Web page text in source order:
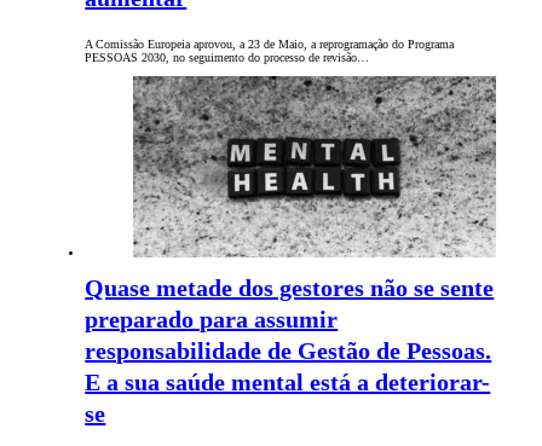
A Comissão Europeia aprovou, a 23 de Maio, a reprogramação do Programa
PESSOAS 2030, no seguimento do processo de revisão…
Quase metade dos gestores não se sente
preparado para assumir
responsabilidade de Gestão de Pessoas.
E a sua saúde mental está a deteriorar-
se